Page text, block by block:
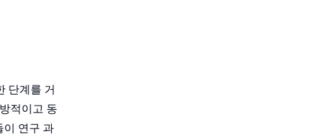
단계를 거
적이고 동
연구 과